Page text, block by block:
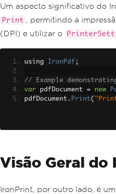
Um aspecto significativo do
Print , permitindo a
(DPI) e utilizar o
using IronPdf ;
// Example
var pdfDocument = new
pdfDocument . Print(
Visão Geral do
IronPrint, por outro lado, é